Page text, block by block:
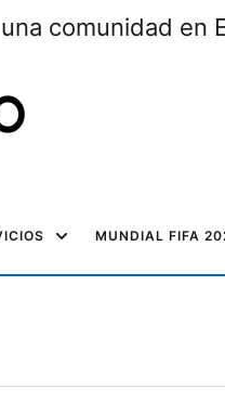
comunidad en
MUNDIAL FIFA